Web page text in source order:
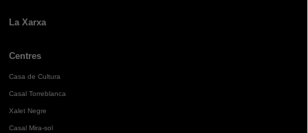
La Xarxa
Centres
Casa de Cultura
Casal Torreblanca
Xalet Negre
Casal Mira-sol